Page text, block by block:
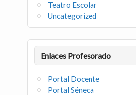
Teatro Escolar
Uncategorized
Enlaces Profesorado
Portal Docente
Portal Séneca